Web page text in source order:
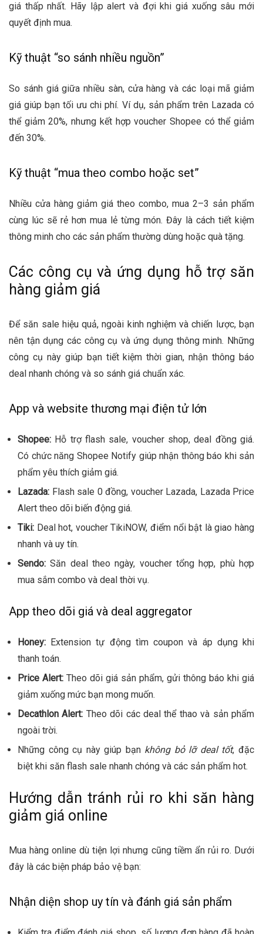
giá thấp nhất. Hãy lập alert và đợi khi giá xuống sâu mới
quyết định mua.
Kỹ thuật “so sánh nhiều nguồn”
So sánh giá giữa nhiều sàn, cửa hàng và các loại mã giảm
giá giúp bạn tối ưu chi phí. Ví dụ, sản phẩm trên Lazada có
thể giảm 20%, nhưng kết hợp voucher Shopee có thể giảm
đến 30%.
Kỹ thuật “mua theo combo hoặc set”
Nhiều cửa hàng giảm giá theo combo, mua 2–3 sản phẩm
cùng lúc sẽ rẻ hơn mua lẻ từng món. Đây là cách tiết kiệm
thông minh cho các sản phẩm thường dùng hoặc quà tặng.
Các công cụ và ứng dụng hỗ trợ săn
hàng giảm giá
Để săn sale hiệu quả, ngoài kinh nghiệm và chiến lược, bạn
nên tận dụng các công cụ và ứng dụng thông minh. Những
công cụ này giúp bạn tiết kiệm thời gian, nhận thông báo
deal nhanh chóng và so sánh giá chuẩn xác.
App và website thương mại điện tử lớn
Shopee: Hỗ trợ flash sale, voucher shop, deal đồng giá.
Có chức năng Shopee Notify giúp nhận thông báo khi sản
phẩm yêu thích giảm giá.
Lazada: Flash sale 0 đồng, voucher Lazada, Lazada Price
Alert theo dõi biến động giá.
Tiki: Deal hot, voucher TikiNOW, điểm nổi bật là giao hàng
nhanh và uy tín.
Sendo: Săn deal theo ngày, voucher tổng hợp, phù hợp
mua sắm combo và deal thời vụ.
App theo dõi giá và deal aggregator
Honey: Extension tự động tìm coupon và áp dụng khi
thanh toán.
Price Alert: Theo dõi giá sản phẩm, gửi thông báo khi giá
giảm xuống mức bạn mong muốn.
Decathlon Alert: Theo dõi các deal thể thao và sản phẩm
ngoài trời.
Những công cụ này giúp bạn không bỏ lỡ deal tốt, đặc
biệt khi săn flash sale nhanh chóng và các sản phẩm hot.
Hướng dẫn tránh rủi ro khi săn hàng
giảm giá online
Mua hàng online dù tiện lợi nhưng cũng tiềm ẩn rủi ro. Dưới
đây là các biện pháp bảo vệ bạn:
Nhận diện shop uy tín và đánh giá sản phẩm